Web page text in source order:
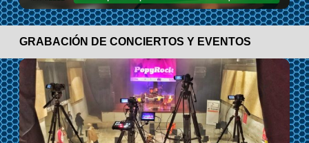
GRABACIÓN DE CONCIERTOS Y EVENTOS